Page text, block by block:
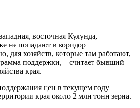
восточная Кулунда,
не попадают в коридор
для хозяйств, которые там работают,
поддержки, – считает бывший
края.
цен в текущем году
края около 2 млн тонн зерна.